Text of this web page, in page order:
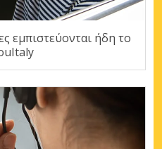
εμπιστεύονται ήδη το